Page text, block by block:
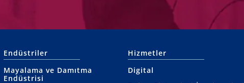
Endüstriler
Mayalama ve Damıtma
Endüstrisi
Hizmetler
Digital